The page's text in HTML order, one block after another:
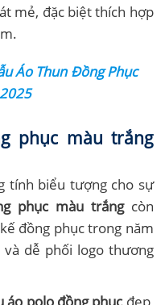
mẻ, đặc biệt thích hợp
Áo Thun Đồng Phục
phục màu trắng
tính biểu tượng cho sự
phục màu trắngcòn
đồng phục trong năm
dễ phối logo thương